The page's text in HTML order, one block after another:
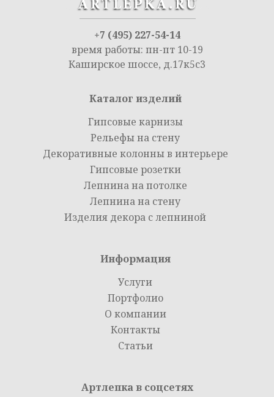
+7 (495) 227-54-14
время работы: пн-пт 10-19
Каширское шоссе, д.17к5с3
Каталог изделий
Гипсовые карнизы
Рельефы на стену
Декоративные колонны в интерьере
Гипсовые розетки
Лепнина на потолке
Лепнина на стену
Изделия декора с лепниной
Информация
Услуги
Портфолио
О компании
Контакты
Статьи
Артлепка в соцсетях